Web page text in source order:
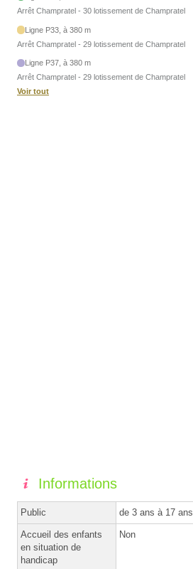
Arrêt Champratel - 30 lotissement de Champratel
Ligne P33, à 380 m
Arrêt Champratel - 29 lotissement de Champratel
Ligne P37, à 380 m
Arrêt Champratel - 29 lotissement de Champratel
Voir tout
Informations
Public de 3 ans à 17 ans
Accueil des enfants
en situation de
handicap
Non